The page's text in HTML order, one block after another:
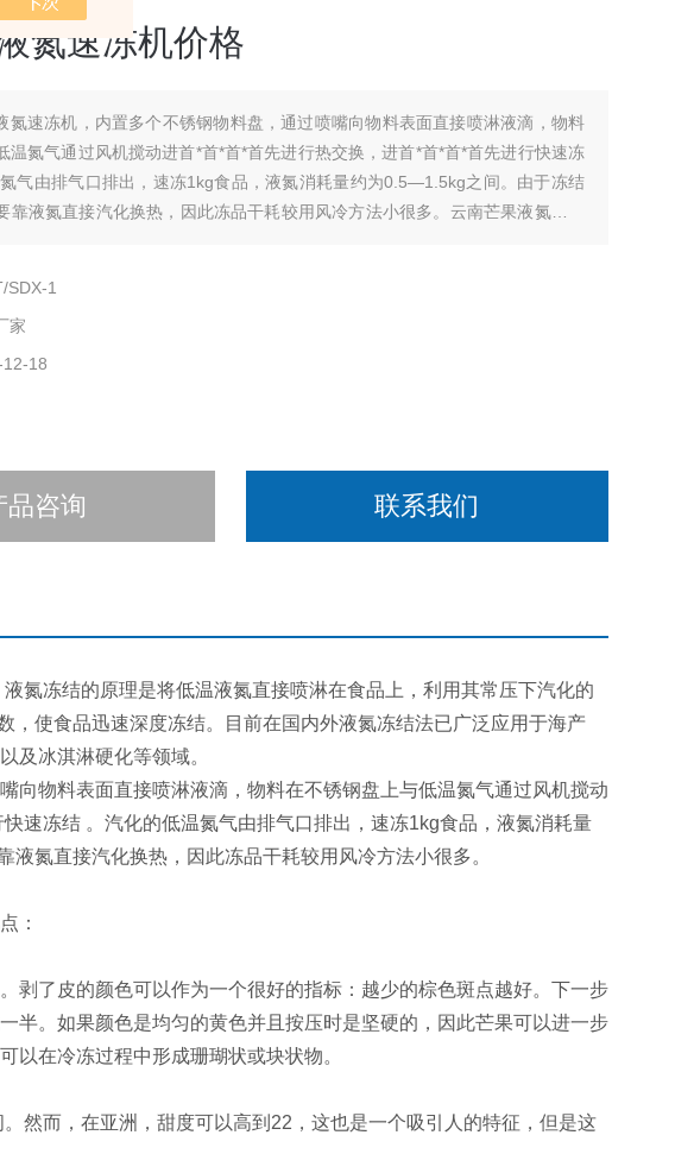
氮速冻机价格
氮速冻机，内置多个不锈钢物料盘，通过喷嘴向物料表面直接喷淋液滴，物料
温氮气通过风机搅动进首*首*首*首先进行热交换，进首*首*首*首先进行快速冻
气由排气口排出，速冻1kg食品，液氮消耗量约为0.5—1.5kg之间。由于冻结
靠液氮直接汽化换热，因此冻品干耗较用风冷方法小很多。云南芒果液氮速冻
SDX-1
家
18
品咨询 联系我们
氮冻结的原理是将低温液氮直接喷淋在食品上，利用其常压下汽化的
使食品迅速深度冻结。目前在国内外液氮冻结法已广泛应用于海产
及冰淇淋硬化等领域。
向物料表面直接喷淋液滴，物料在不锈钢盘上与低温氮气通过风机搅动
速冻结 。汽化的低温氮气由排气口排出，速冻1kg食品，液氮消耗量
氮直接汽化换热，因此冻品干耗较用风冷方法小很多。
：
剥了皮的颜色可以作为一个很好的指标：越少的棕色斑点越好。下一步
半。如果颜色是均匀的黄色并且按压时是坚硬的，因此芒果可以进一步
以在冷冻过程中形成珊瑚状或块状物。
然而，在亚洲，甜度可以高到22，这也是一个吸引人的特征，但是这